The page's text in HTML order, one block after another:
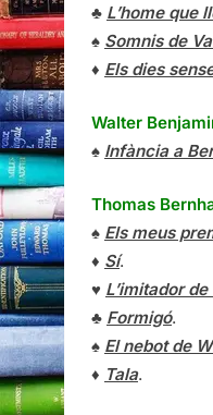
♣ L’home que
♠ Somnis de
♦ Els dies
Walter
♠ Infància a
Thomas
♠ Els meus
♦ Sí.
♥ L’imitador
♣ Formigó.
♠ El nebot de
♦ Tala.